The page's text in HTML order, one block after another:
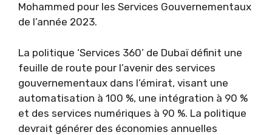
Mohammed pour les Services Gouvernementaux
de l’année 2023.
La politique ‘Services 360’ de Dubaï définit une
feuille de route pour l’avenir des services
gouvernementaux dans l’émirat, visant une
automatisation à 100 %, une intégration à 90 %
et des services numériques à 90 %. La politique
devrait générer des économies annuelles